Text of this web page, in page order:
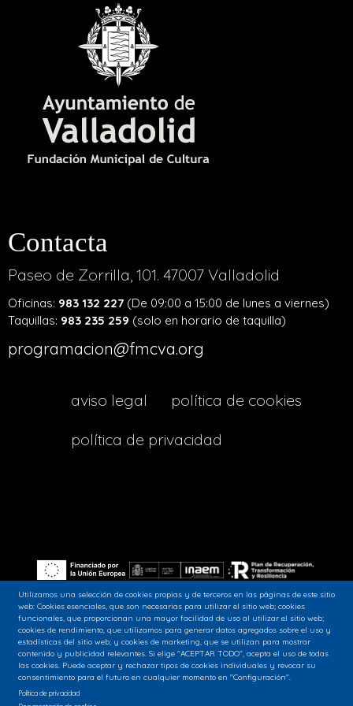
Contacta
Paseo de Zorrilla, 101. 47007 Valladolid
Oficinas: 983 132 227 (De 09:00 a 15:00 de lunes a viernes)
Taquillas: 983 235 259 (solo en horario de taquilla)
programacion@fmcva.org
menu
footer
aviso legal
política de cookies
política de privacidad
Utilizamos una selección de cookies propias y de terceros en las páginas de este sitio
web: Cookies esenciales, que son necesarias para utilizar el sitio web; cookies
funcionales, que proporcionan una mayor facilidad de uso al utilizar el sitio web;
cookies de rendimiento, que utilizamos para generar datos agregados sobre el uso y
estadísticas del sitio web; y cookies de marketing, que se utilizan para mostrar
contenido y publicidad relevantes. Si elige "ACEPTAR TODO", acepta el uso de todas
las cookies. Puede aceptar y rechazar tipos de cookies individuales y revocar su
consentimiento para el futuro en cualquier momento en "Configuración".
Política de privacidad
Siguenos en nuestras redes sociales: